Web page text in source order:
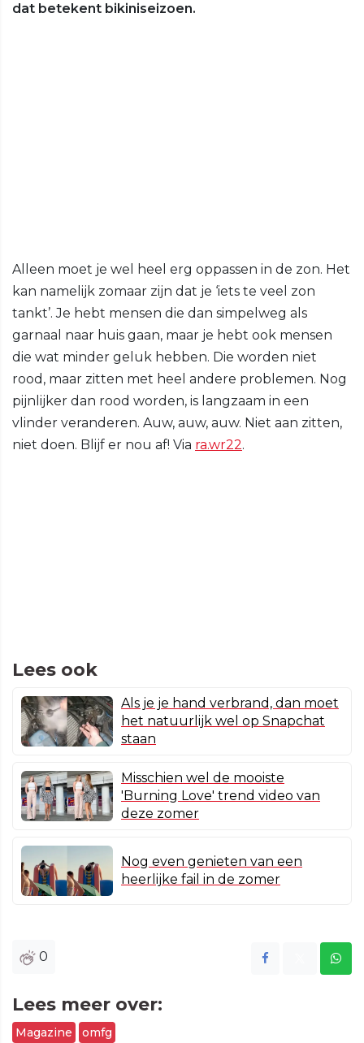
dat betekent bikiniseizoen.
Alleen moet je wel heel erg oppassen in de zon. Het
kan namelijk zomaar zijn dat je ‘iets te veel zon
tankt’. Je hebt mensen die dan simpelweg als
garnaal naar huis gaan, maar je hebt ook mensen
die wat minder geluk hebben. Die worden niet
rood, maar zitten met heel andere problemen. Nog
pijnlijker dan rood worden, is langzaam in een
vlinder veranderen. Auw, auw, auw. Niet aan zitten,
niet doen. Blijf er nou af! Via ra.wr22.
Lees ook
Als je je hand verbrand, dan moet
het natuurlijk wel op Snapchat
staan
Misschien wel de mooiste
'Burning Love' trend video van
deze zomer
Nog even genieten van een
heerlijke fail in de zomer
0
Lees meer over:
Magazine omfg